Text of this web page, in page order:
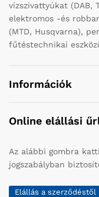
vízszivattyúkat (DAB,
elektromos -és
(MTD, Husqvarna),
fűtéstechnikai
Információk
Online elállási
Az alábbi gombra
jogszabályban
Elállás a szerződéstől